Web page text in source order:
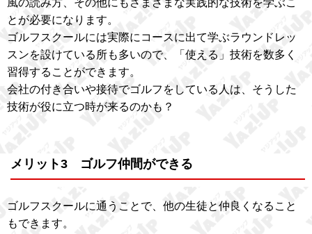
とが必要になります。
ゴルフスクールには実際にコースに出て学ぶラウンドレッ
スンを設けている所も多いので、「使える」技術を数多く
習得することができます。
会社の付き合いや接待でゴルフをしている人は、そうした
技術が役に立つ時が来るのかも？
メリット3 ゴルフ仲間ができる
ゴルフスクールに通うことで、他の生徒と仲良くなること
もできます。